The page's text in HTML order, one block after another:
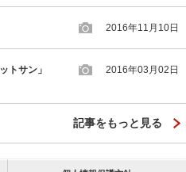
2016年11月10日
トサン」
2016年03月02日
記事をもっと見る